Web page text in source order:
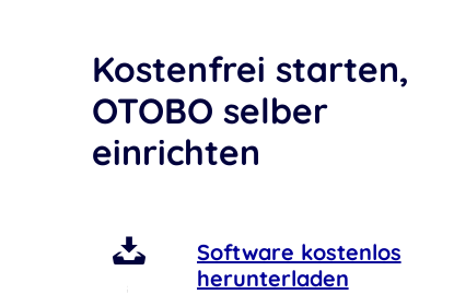
Kostenfrei starten,
OTOBO selber
einrichten
Software kostenlos
herunterladen